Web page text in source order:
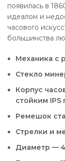
появилась в
идеалом и
часового
большинства
Механика с
Стекло
Корпус
стойким IPS
Ремешок
Стрелки и
Диаметр —